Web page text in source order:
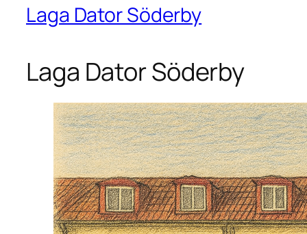
Laga Dator Söderby
Laga Dator Söderby